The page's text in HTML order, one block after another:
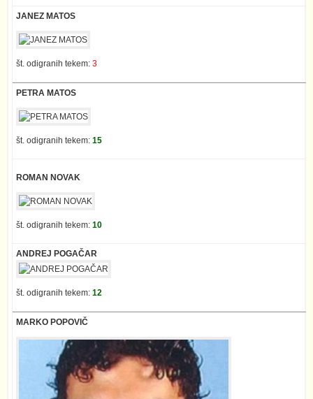
JANEZ MATOS
št. odigranih tekem: 3
PETRA MATOS
št. odigranih tekem: 15
ROMAN NOVAK
št. odigranih tekem: 10
ANDREJ POGAČAR
št. odigranih tekem: 12
MARKO POPOVIČ